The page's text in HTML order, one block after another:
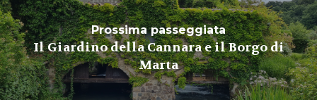
Prossima passeggiata
Il Giardino della Cannara e il Borgo di
Marta